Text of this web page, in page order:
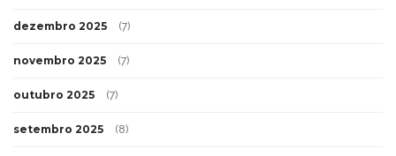
dezembro 2025 (7)
novembro 2025 (7)
outubro 2025 (7)
setembro 2025 (8)